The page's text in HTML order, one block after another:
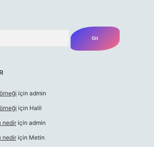
için admin
için Halil
nediriçin admin
nediriçin Metin